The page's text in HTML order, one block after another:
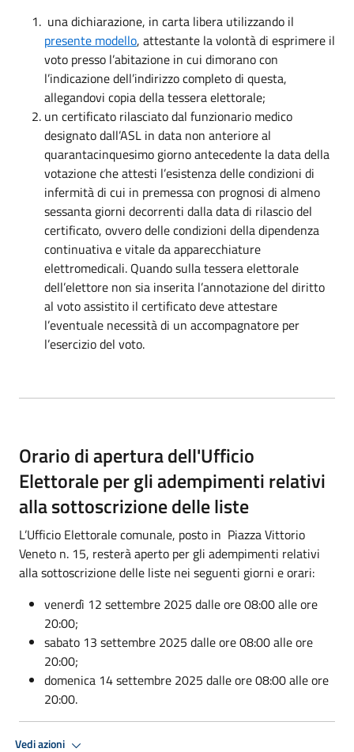
una dichiarazione, in carta libera utilizzando il
presente modello, attestante la volontà di esprimere il
voto presso l’abitazione in cui dimorano con
l’indicazione dell’indirizzo completo di questa,
allegandovi copia della tessera elettorale;
un certificato rilasciato dal funzionario medico
designato dall’ASL in data non anteriore al
quarantacinquesimo giorno antecedente la data della
votazione che attesti l’esistenza delle condizioni di
infermità di cui in premessa con prognosi di almeno
sessanta giorni decorrenti dalla data di rilascio del
certificato, ovvero delle condizioni della dipendenza
continuativa e vitale da apparecchiature
elettromedicali. Quando sulla tessera elettorale
dell’elettore non sia inserita l’annotazione del diritto
al voto assistito il certificato deve attestare
l’eventuale necessità di un accompagnatore per
l’esercizio del voto.
Orario di apertura dell'Ufficio
Elettorale per gli adempimenti relativi
alla sottoscrizione delle liste
L’Ufficio Elettorale comunale, posto in Piazza Vittorio
Veneto n. 15, resterà aperto per gli adempimenti relativi
alla sottoscrizione delle liste nei seguenti giorni e orari:
venerdì 12 settembre 2025 dalle ore 08:00 alle ore
20:00;
sabato 13 settembre 2025 dalle ore 08:00 alle ore
20:00;
domenica 14 settembre 2025 dalle ore 08:00 alle ore
20:00.
Vedi azioni